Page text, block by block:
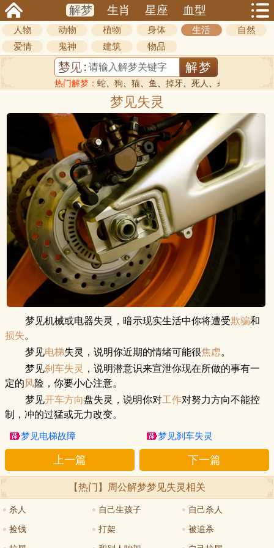
解梦 生肖 星座 血型
人物 动物 植物 身体 生活
自然
爱情
鬼神 建筑 物品
热门解梦： 蛇、 狗、 猫、 鱼 、 掉牙、 死人 、 杀人
梦见失灵
梦见机械或电器失灵，暗示现实生活中你将遭受欺骗和
损失。
梦见电梯失灵，说明你近期的情绪可能很焦虑。
梦见刹车失灵 ，说明潜意识来宣泄你现在所做的事有一
定的风险，你要小心注意。
梦见开车方向盘失灵，说明你对工作对努力方向不能控
制，冲的过猛或无力改变。
梦见电梯故障 梦见刹车失灵
上一篇 下一篇
【热门】周公解梦梦见失灵相关
杀人 自己生孩子 自己杀人
捡钱 打架 被追杀